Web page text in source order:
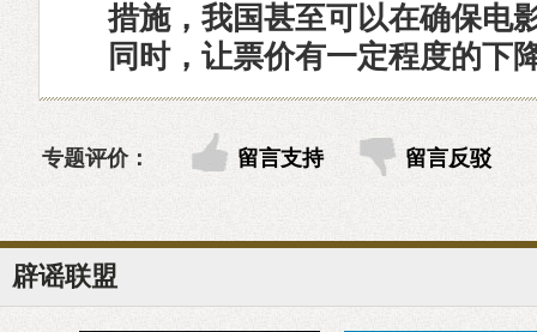
措施，我国甚至可以在确保电
同时，让票价有一定程度的下
专题评价： 留言支持 留言反驳
辟谣联盟